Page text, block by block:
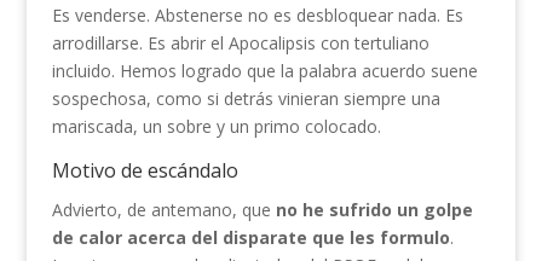
Es venderse. Abstenerse no es desbloquear nada. Es
arrodillarse. Es abrir el Apocalipsis con tertuliano
incluido. Hemos logrado que la palabra acuerdo suene
sospechosa, como si detrás vinieran siempre una
mariscada, un sobre y un primo colocado.
Motivo de escándalo
Advierto, de antemano, que no he sufrido un golpe
de calor acerca del disparate que les formulo.